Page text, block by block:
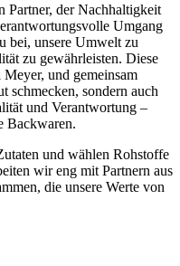
Partner, der Nachhaltigkeit
Umgang
bei, unsere Umwelt zu
zu gewährleisten. Diese
und gemeinsam
schmecken, sondern auch
und Verantwortung –
Backwaren.
und wählen Rohstoffe
wir eng mit Partnern aus
die unsere Werte von